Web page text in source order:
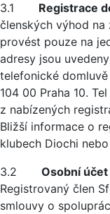
3.1 Registrace
členských výhod na
provést pouze na
adresy jsou
telefonické
104 00 Praha 10.
z nabízených
Bližší informace o
klubech Diochi
3.2 Osobní účet
Registrovaný člen
smlouvy o